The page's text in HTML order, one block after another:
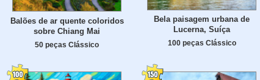
Balões de ar quente coloridos
sobre Chiang Mai
50 peças Clássico
Bela paisagem urbana de
Lucerna, Suíça
100 peças Clássico